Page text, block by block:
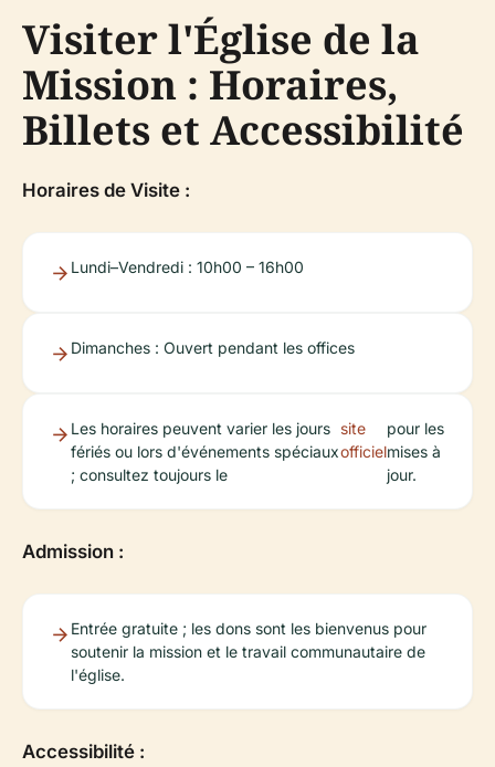
Visiter l'Église de la
Mission : Horaires,
Billets et Accessibilité
Horaires de Visite :
Lundi–Vendredi : 10h00 – 16h00
Dimanches : Ouvert pendant les offices
Les horaires peuvent varier les jours
fériés ou lors d'événements spéciaux
; consultez toujours le
site
officiel
pour les
mises à
jour.
Admission :
Entrée gratuite ; les dons sont les bienvenus pour
soutenir la mission et le travail communautaire de
l'église.
Accessibilité :